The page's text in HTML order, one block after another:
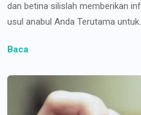
dan betina silislah memberikan
usul anabul Anda Terutama
Baca